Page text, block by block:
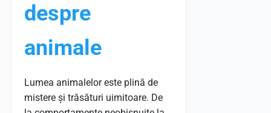
despre
animale
Lumea animalelor este plină de
mistere și trăsături uimitoare. De